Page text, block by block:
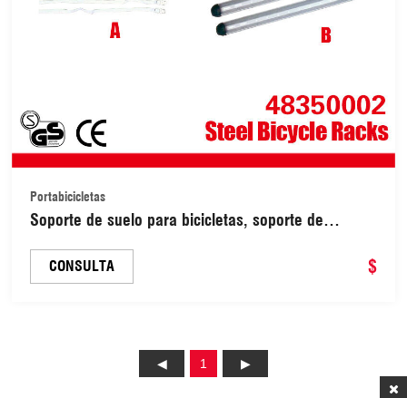
Portabicicletas
Soporte de suelo para bicicletas, soporte de
interior y exterior (48350002)
CONSULTA $
1